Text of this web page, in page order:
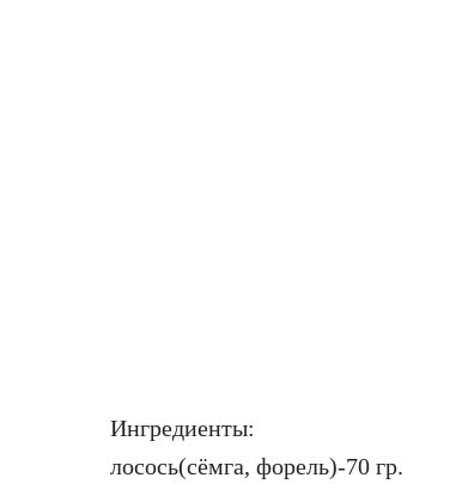
Ингредиенты:
лосось(сёмга, форель)-70 гр.